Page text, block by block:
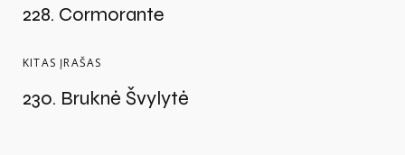
228. Cormorante
KITAS ĮRAŠAS
230. Bruknė Švylytė